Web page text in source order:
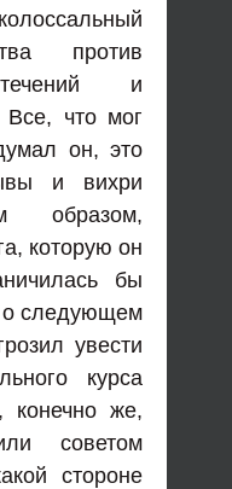
против
и
Все, что мог
он, это
и вихри
образом,
которую он
бы
о следующем
увести
курса
конечно же,
советом
стороне